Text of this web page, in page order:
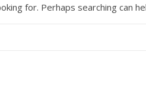
for. Perhaps searching can